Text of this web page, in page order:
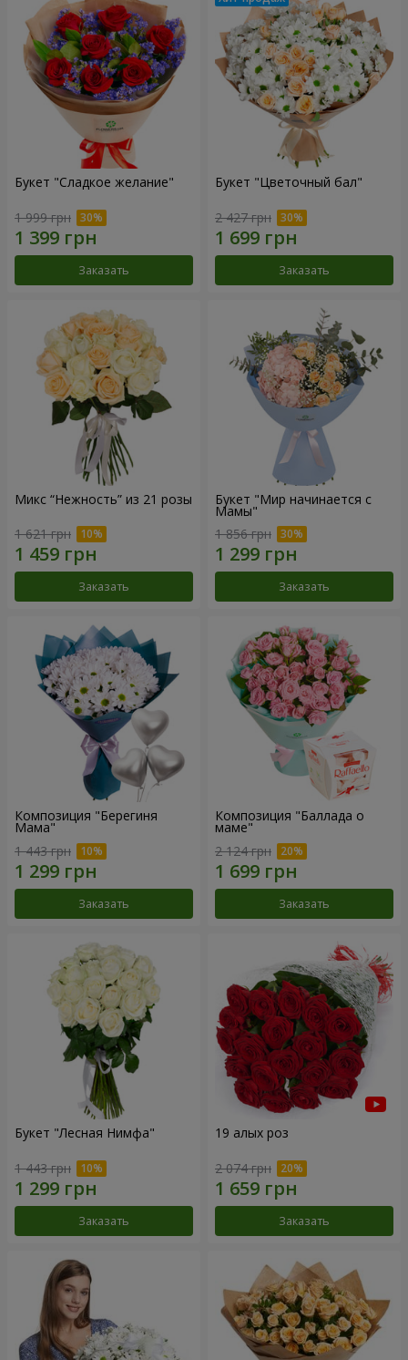
Букет "Сладкое желание"
1 999 грн
Заказать
Букет "Цветочный бал"
2 427 грн
Заказать
Микс “Нежность” из 21 розы
1 621 грн
Заказать
Букет "Мир начинается с
Мамы"
1 856 грн
Заказать
Композиция "Берегиня
Мама"
1 443 грн
Заказать
Композиция "Баллада о
маме"
2 124 грн
Заказать
Букет "Лесная Нимфа"
1 443 грн
Заказать
19 алых роз
2 074 грн
Заказать